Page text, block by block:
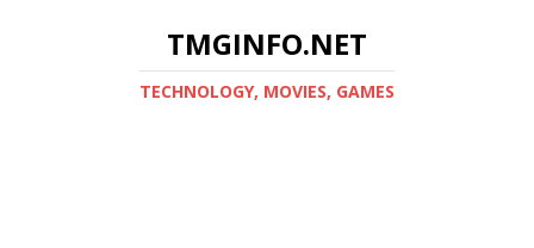
TMGINFO.NET
ТECHNOLOGY, MOVIES, GAMES